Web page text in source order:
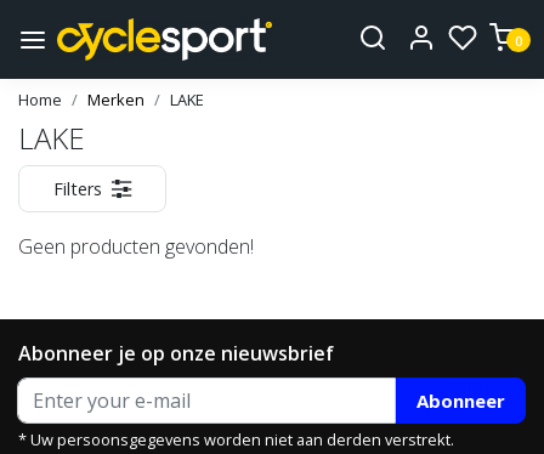
0
Home Merken LAKE
LAKE
Filters
Geen producten gevonden!
Abonneer je op onze nieuwsbrief
Abonneer
* Uw persoonsgegevens worden niet aan derden verstrekt.